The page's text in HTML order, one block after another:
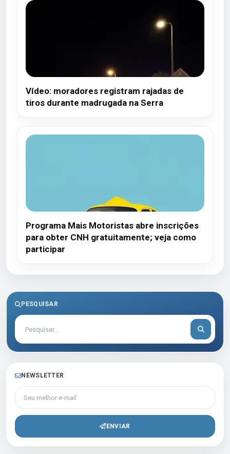
Vídeo: moradores registram rajadas de
tiros durante madrugada na Serra
Programa Mais Motoristas abre inscrições
para obter CNH gratuitamente; veja como
participar
PESQUISAR
NEWSLETTER
Seu melhor e-mail
ENVIAR